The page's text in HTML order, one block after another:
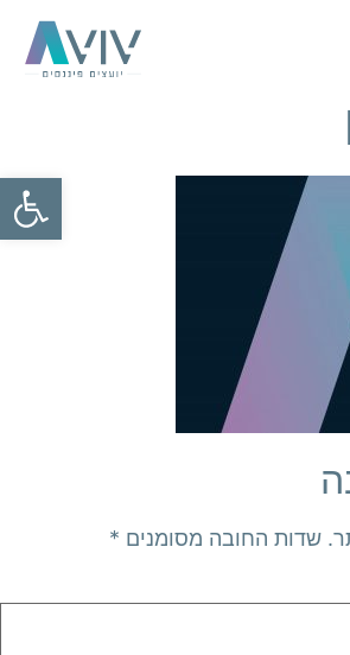
שדות החובה מסומנים *